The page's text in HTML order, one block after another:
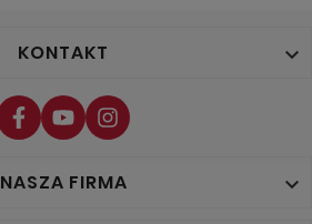
KONTAKT 
NASZA FIRMA 